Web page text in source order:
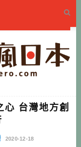
心 台灣地方創
2020-12-18